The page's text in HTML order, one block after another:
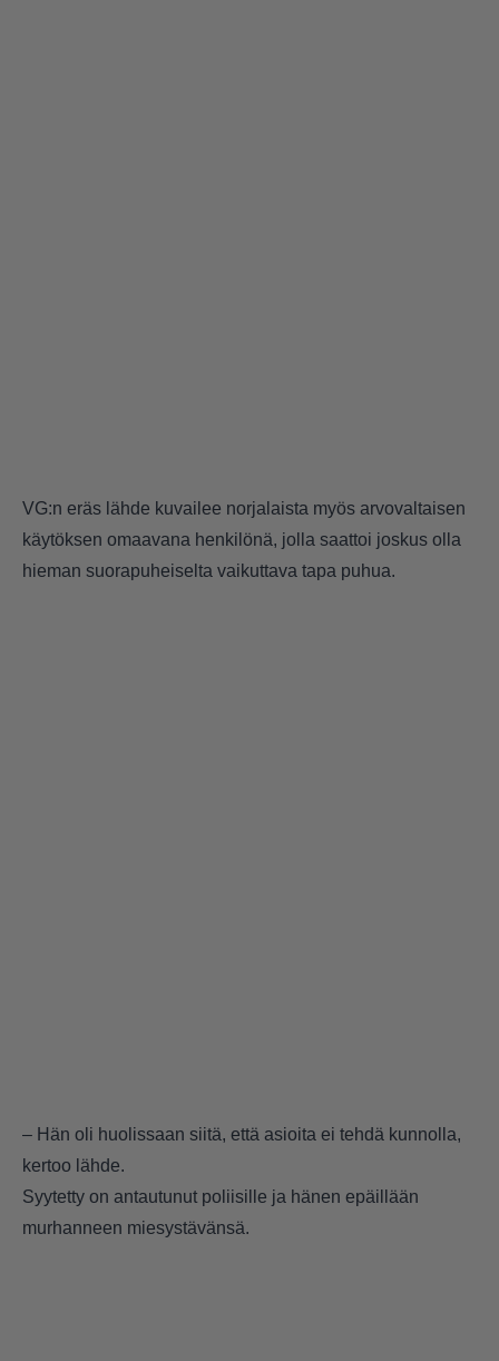
VG:n eräs lähde kuvailee norjalaista myös arvovaltaisen
käytöksen omaavana henkilönä, jolla saattoi joskus olla
hieman suorapuheiselta vaikuttava tapa puhua.
– Hän oli huolissaan siitä, että asioita ei tehdä kunnolla,
kertoo lähde.
Syytetty on antautunut poliisille ja hänen epäillään
murhanneen miesystävänsä.